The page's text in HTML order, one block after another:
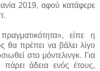
2019, αφού κατάφερε
είπε η
θα πρέπει να βάλει λίγο
στο μόντελινγκ. Για
πάρει άδεια ενός έτους,